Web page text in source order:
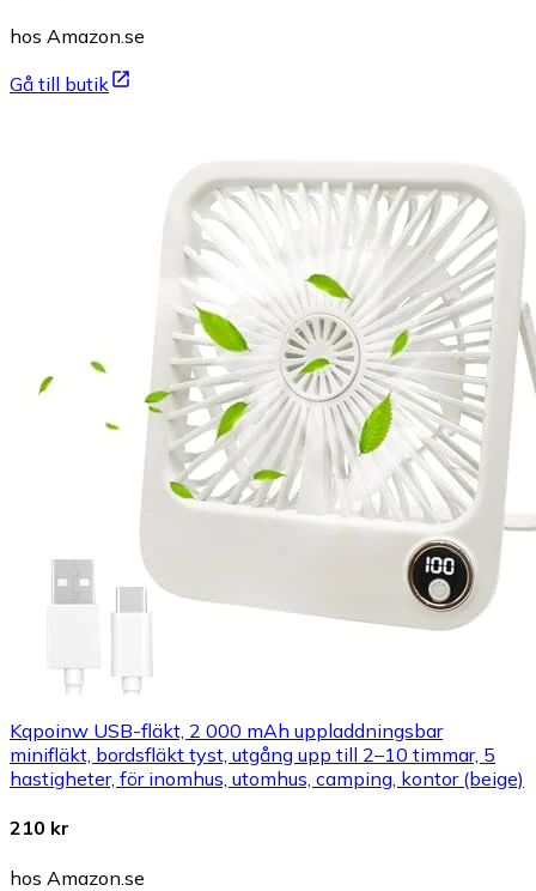
hos Amazon.se
Gå till butik
Kqpoinw USB-fläkt, 2 000 mAh uppladdningsbar
minifläkt, bordsfläkt tyst, utgång upp till 2–10 timmar, 5
hastigheter, för inomhus, utomhus, camping, kontor (beige)
210 kr
hos Amazon.se